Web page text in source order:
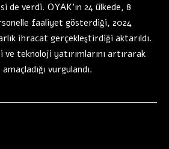
de verdi. OYAK’ın 24 ülkede, 8
faaliyet gösterdiği, 2024
ihracat gerçekleştirdiği aktarıldı.
teknoloji yatırımlarını artırarak
vurgulandı.